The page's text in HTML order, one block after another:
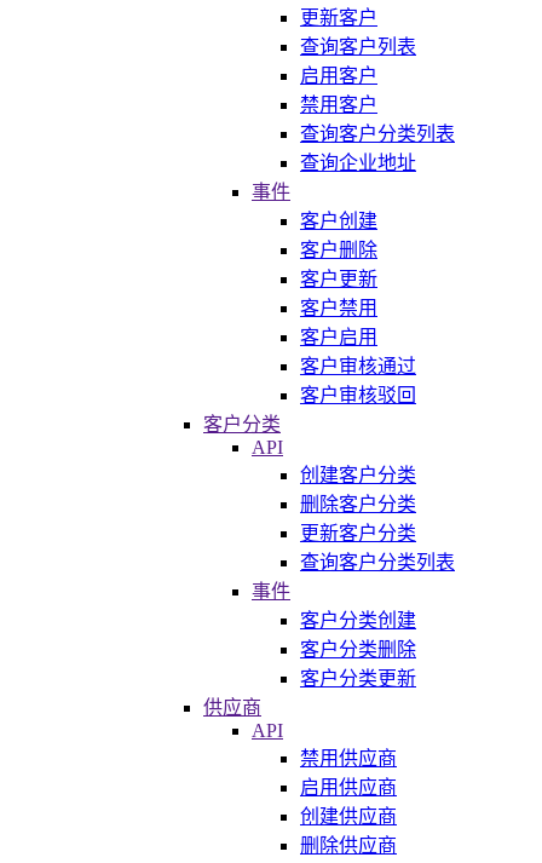
更新客户
查询客户列表
启用客户
禁用客户
查询客户分类列表
查询企业地址
事件
客户创建
客户删除
客户更新
客户禁用
客户启用
客户审核通过
客户审核驳回
客户分类
API
创建客户分类
删除客户分类
更新客户分类
查询客户分类列表
事件
客户分类创建
客户分类删除
客户分类更新
供应商
API
禁用供应商
启用供应商
创建供应商
删除供应商